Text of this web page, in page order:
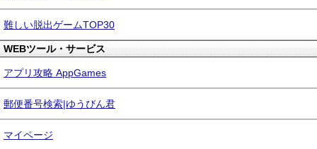
難しい脱出ゲームTOP30
WEBツール・サービス
アプリ攻略 AppGames
郵便番号検索|ゆうびん君
マイページ